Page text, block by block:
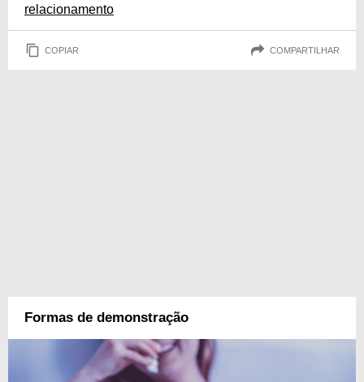
relacionamento
COPIAR COMPARTILHAR
Formas de demonstração